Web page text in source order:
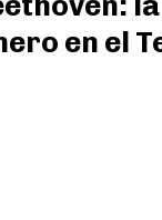
en el